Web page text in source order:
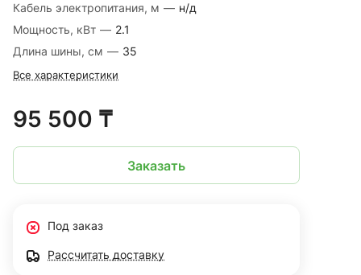
Кабель электропитания, м — н/д
Мощность, кВт — 2.1
Длина шины, см — 35
Все характеристики
95 500 ₸
Заказать
Под заказ
Рассчитать доставку